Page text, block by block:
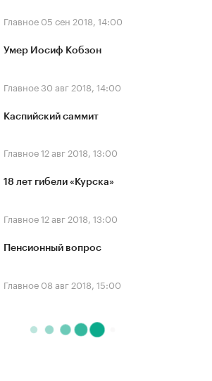
Главное 05 сен 2018, 14:00
Умер Иосиф Кобзон
Главное30 авг 2018, 14:00
Каспийский саммит
Главное12 авг 2018, 13:00
18 лет гибели «Курска»
Главное12 авг 2018, 13:00
Пенсионный вопрос
Главное 08 авг 2018, 15:00